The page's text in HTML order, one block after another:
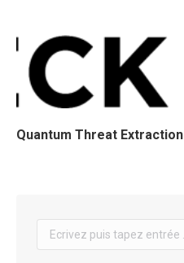
Quantum Threat Extraction
Search: